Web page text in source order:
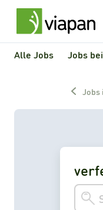
Alle Jobs Jobs
Jobs